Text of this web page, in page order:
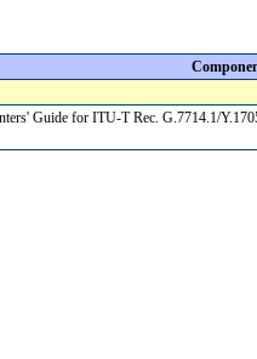
Guide for ITU-T Rec. G.7714.1/